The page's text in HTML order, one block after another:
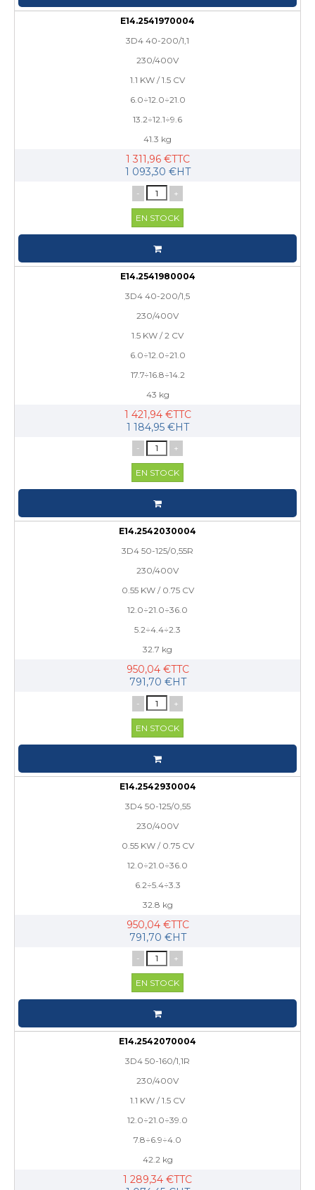
E14.2541970004
3D4 40-200/1,1
230/400V
1.1 KW / 1.5 CV
6.0÷12.0÷21.0
13.2÷12.1÷9.6
41.3 kg
1 311,96 €TTC
1 093,30 €HT
- +
EN STOCK
E14.2541980004
3D4 40-200/1,5
230/400V
1.5 KW / 2 CV
6.0÷12.0÷21.0
17.7÷16.8÷14.2
43 kg
1 421,94 €TTC
1 184,95 €HT
- +
EN STOCK
E14.2542030004
3D4 50-125/0,55R
230/400V
0.55 KW / 0.75 CV
12.0÷21.0÷36.0
5.2÷4.4÷2.3
32.7 kg
950,04 €TTC
791,70 €HT
- +
EN STOCK
E14.2542930004
3D4 50-125/0,55
230/400V
0.55 KW / 0.75 CV
12.0÷21.0÷36.0
6.2÷5.4÷3.3
32.8 kg
950,04 €TTC
791,70 €HT
- +
EN STOCK
E14.2542070004
3D4 50-160/1,1R
230/400V
1.1 KW / 1.5 CV
12.0÷21.0÷39.0
7.8÷6.9÷4.0
42.2 kg
1 289,34 €TTC